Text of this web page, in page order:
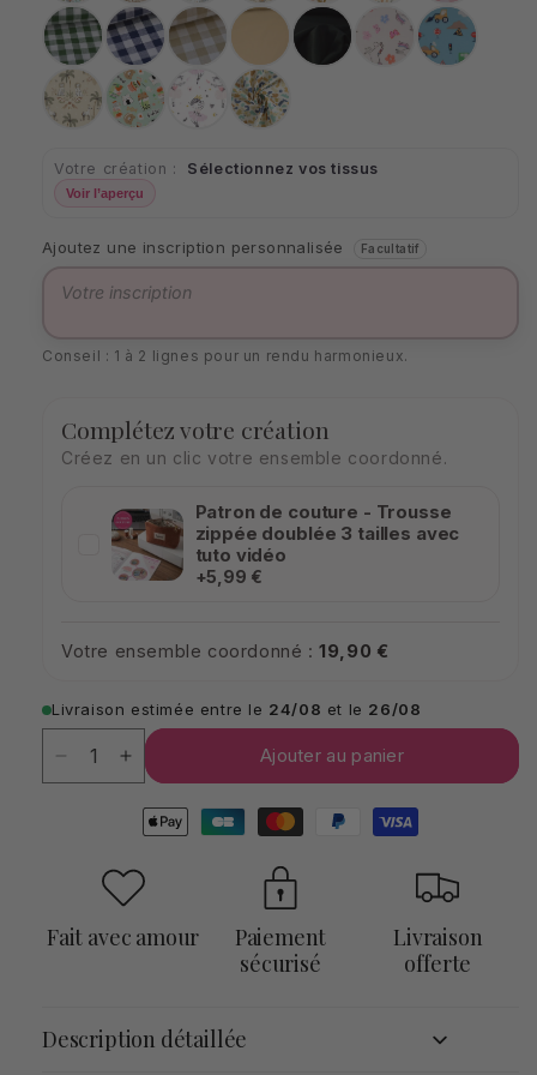
9mm
Carreaux
verts
9mm
Carreaux
bleus
9mm
Carreaux
beiges
9mm
Lin
Noir
Licorne Chantier
Jungle Kawai DanseusePtiwi
Votre création : Sélectionnez vos tissus
Voir l’aperçu
Ajoutez une inscription personnalisée Facultatif
Conseil : 1 à 2 lignes pour un rendu harmonieux.
Complétez votre création
Créez en un clic votre ensemble coordonné.
Patron de couture - Trousse
zippée doublée 3 tailles avec
tuto vidéo
+5,99 €
Votre ensemble coordonné :19,90 €
Livraison estimée entre le 24/08 et le 26/08
Réduire
la
couture
Trousse
côtelé
Augmenter
la
quantité
de
Kit
couture
Trousse
côtelé
Ajouter au panier
Moyens
de
paiement
Fait avec amour
Paiement
sécurisé
Livraison
offerte
Description détaillée